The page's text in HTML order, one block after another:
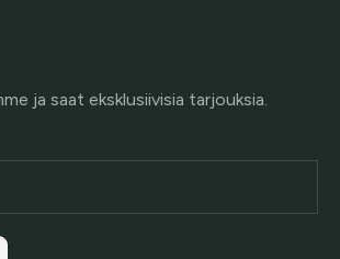
ja saat eksklusiivisia tarjouksia.